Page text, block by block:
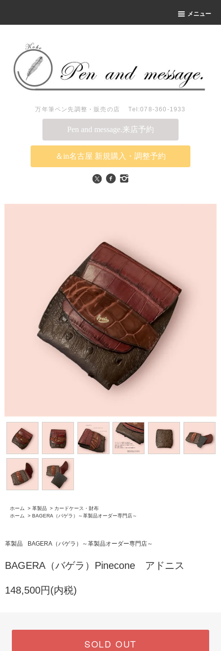
メニュー
万年筆ペン先調整・販売の店 Tel:078-360-1933
Pen and message.来店予約
＆in名古屋 新規購入・調整予約
ホーム > 革製品 > カードケース・財布
ホーム
> BAGERA（バゲラ）～革製品オーダー専門店～
革製品 BAGERA（バゲラ）～革製品オーダー専門店～
BAGERA（バゲラ）Pinecone アドニス
148,500円(内税)
SOLD OUT